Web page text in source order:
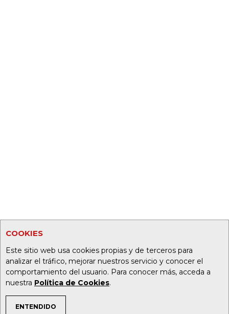
COOKIES
Este sitio web usa cookies propias y de terceros para
analizar el tráfico, mejorar nuestros servicio y conocer el
comportamiento del usuario. Para conocer más, acceda a
nuestra Política de Cookies.
ENTENDIDO